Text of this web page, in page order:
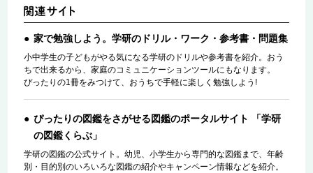
家で勉強しよう。学研のドリル・ワーク・参考書・問題集
小中学生の子どもがやる気になる学研のドリルや参考書を紹介。おう
ちで出来るから、家庭のコミュニケーションツールにもなります。
ぴったりの1冊をみつけて、おうちで手軽に楽しく勉強しよう!
ぴったりの図鑑をさがせる図鑑のポータルサイト 「学研
の図鑑くらぶ」
学研の図鑑の公式サイト。幼児、小学生から専門的な図鑑まで、年齢
別・目的別のいろいろな図鑑の紹介やキャンペーン情報などを紹介。